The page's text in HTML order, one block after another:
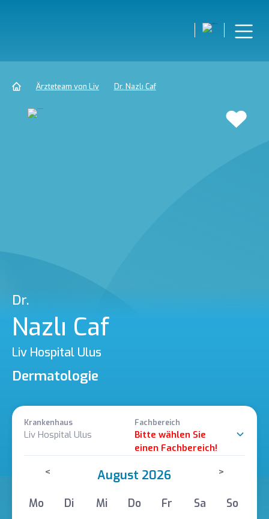
Ärzteteam von Liv Dr. Nazlı Caf
Dr.
Nazlı Caf
Liv Hospital Ulus
Dermatologie
Krankenhaus
Liv Hospital Ulus
Fachbereich
Bitte wählen Sie
einen Fachbereich!
< August 2026 >
Mo Di Mi Do Fr Sa
So